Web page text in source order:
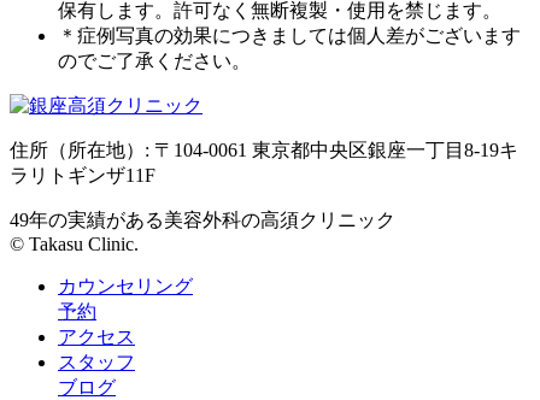
保有します。許可なく無断複製・使用を禁じます。
＊症例写真の効果につきましては個人差がございます
のでご了承ください。
住所（所在地）: 〒104-0061 東京都中央区銀座一丁目8-19キ
ラリトギンザ11F
49年の実績がある美容外科の高須クリニック
© Takasu Clinic.
カウンセリング
予約
アクセス
スタッフ
ブログ